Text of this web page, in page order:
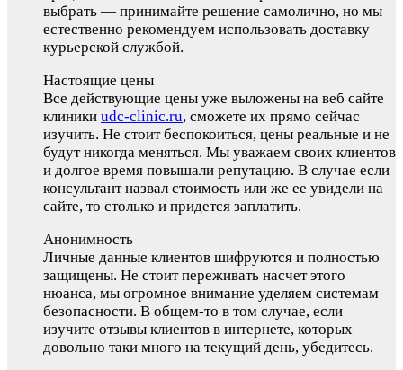
выбрать — принимайте решение самолично, но мы
естественно рекомендуем использовать доставку
курьерской службой.
Настоящие цены
Все действующие цены уже выложены на веб сайте
клиники udc-clinic.ru, сможете их прямо сейчас
изучить. Не стоит беспокоиться, цены реальные и не
будут никогда меняться. Мы уважаем своих клиентов
и долгое время повышали репутацию. В случае если
консультант назвал стоимость или же ее увидели на
сайте, то столько и придется заплатить.
Анонимность
Личные данные клиентов шифруются и полностью
защищены. Не стоит переживать насчет этого
нюанса, мы огромное внимание уделяем системам
безопасности. В общем-то в том случае, если
изучите отзывы клиентов в интернете, которых
довольно таки много на текущий день, убедитесь.